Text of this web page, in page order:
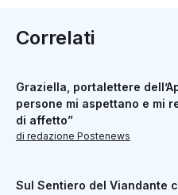
Correlati
Graziella, portalettere
persone mi aspettano e mi
di affetto”
di redazione Postenews
Sul Sentiero del Viandante